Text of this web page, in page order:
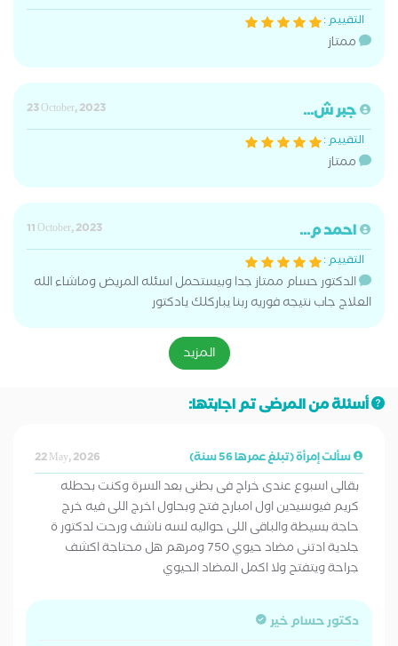
التقييم :
ممتاز
جبر ش...
23 October, 2023
التقييم :
ممتاز
احمد م...
11 October, 2023
التقييم :
الدكتور حسام ممتاز جدا وبيستحمل اسئله المريض وماشاء الله
العلاج جاب نتيجه فوريه ربنا يباركلك يادكتور
المزيد
أسئلة من المرضى تم اجابتها:
سألت إمرأة (تبلغ عمرها 56 سنة) 22 May, 2026
بقالى اسبوع عندى خراج فى بطنى بعد السرة وكنت بحطله
كريم فيوسيدين اول امبارح فتح وبحاول اخرج اللى فيه خرج
حاجة بسيطة والباقى اللى حواليه لسه ناشف ورحت لدكتور ة
جلدية ادتنى مضاد حيوي 750 ومرهم هل محتاجة اكشف
جراحة ويتفتح ولا اكمل المضاد الحيوي
دكتور حسام خير